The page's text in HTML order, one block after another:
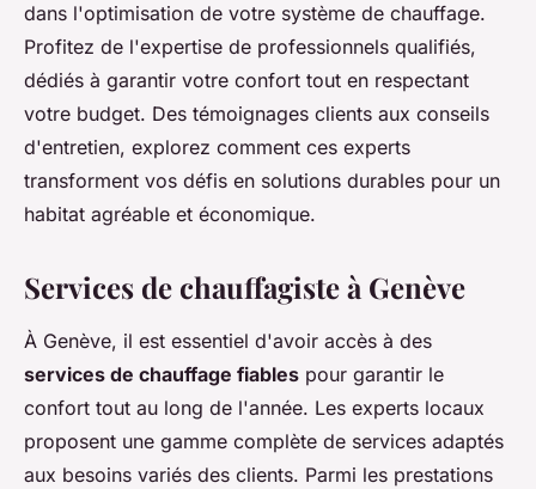
dans l'optimisation de votre système de chauffage.
Profitez de l'expertise de professionnels qualifiés,
dédiés à garantir votre confort tout en respectant
votre budget. Des témoignages clients aux conseils
d'entretien, explorez comment ces experts
transforment vos défis en solutions durables pour un
habitat agréable et économique.
Services de chauffagiste à Genève
À Genève, il est essentiel d'avoir accès à des
services de chauffage fiables pour garantir le
confort tout au long de l'année. Les experts locaux
proposent une gamme complète de services adaptés
aux besoins variés des clients. Parmi les prestations